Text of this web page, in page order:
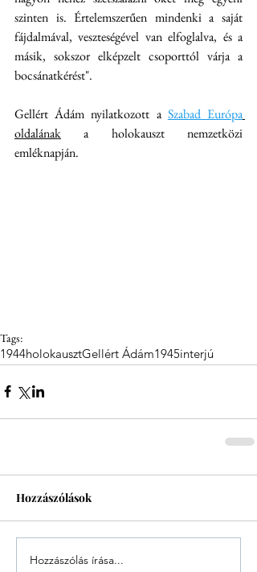
szinten is. Értelemszerűen mindenki a saját
fájdalmával, veszteségével van elfoglalva, és a
másik, sokszor elképzelt csoporttól várja a
bocsánatkérést".
Gellért Ádám nyilatkozott a Szabad Európa
oldalának a holokauszt nemzetközi
emléknapján.
Tags:
1944holokausztGellért Ádám1945interjú
Hozzászólások
Hozzászólás írása...